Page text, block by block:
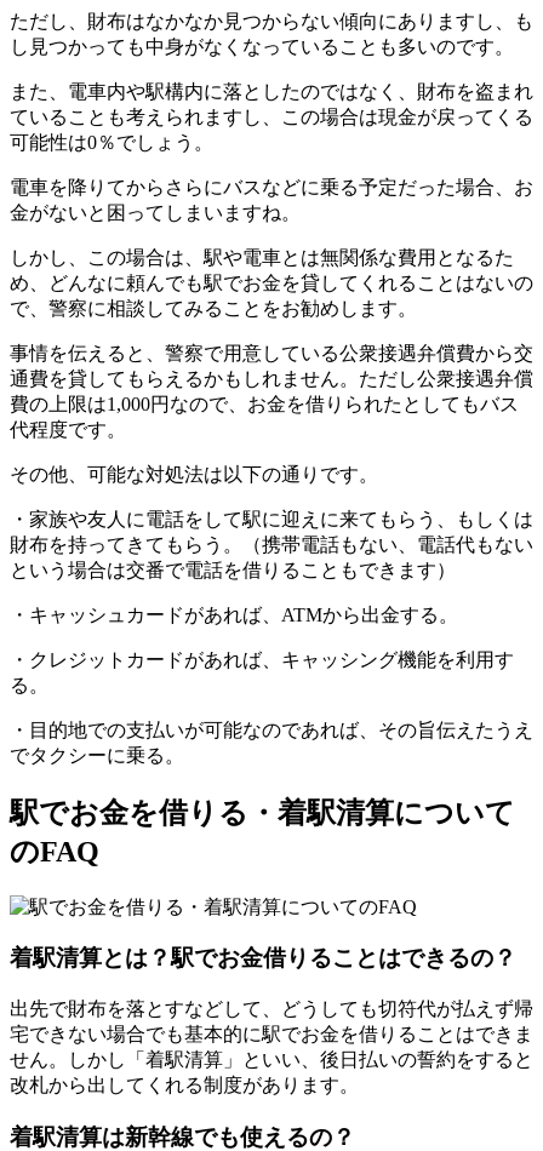
ただし、財布はなかなか見つからない傾向にありますし、も
し見つかっても中身がなくなっていることも多いのです。
また、電車内や駅構内に落としたのではなく、財布を盗まれ
ていることも考えられますし、この場合は現金が戻ってくる
可能性は0％でしょう。
電車を降りてからさらにバスなどに乗る予定だった場合、お
金がないと困ってしまいますね。
しかし、この場合は、駅や電車とは無関係な費用となるた
め、どんなに頼んでも駅でお金を貸してくれることはないの
で、警察に相談してみることをお勧めします。
事情を伝えると、警察で用意している公衆接遇弁償費から交
通費を貸してもらえるかもしれません。ただし公衆接遇弁償
費の上限は1,000円なので、お金を借りられたとしてもバス
代程度です。
その他、可能な対処法は以下の通りです。
・家族や友人に電話をして駅に迎えに来てもらう、もしくは
財布を持ってきてもらう。（携帯電話もない、電話代もない
という場合は交番で電話を借りることもできます）
・キャッシュカードがあれば、ATMから出金する。
・クレジットカードがあれば、キャッシング機能を利用す
る。
・目的地での支払いが可能なのであれば、その旨伝えたうえ
でタクシーに乗る。
駅でお金を借りる・着駅清算について
のFAQ
着駅清算とは？駅でお金借りることはできるの？
出先で財布を落とすなどして、どうしても切符代が払えず帰
宅できない場合でも基本的に駅でお金を借りることはできま
せん。しかし「着駅清算」といい、後日払いの誓約をすると
改札から出してくれる制度があります。
着駅清算は新幹線でも使えるの？